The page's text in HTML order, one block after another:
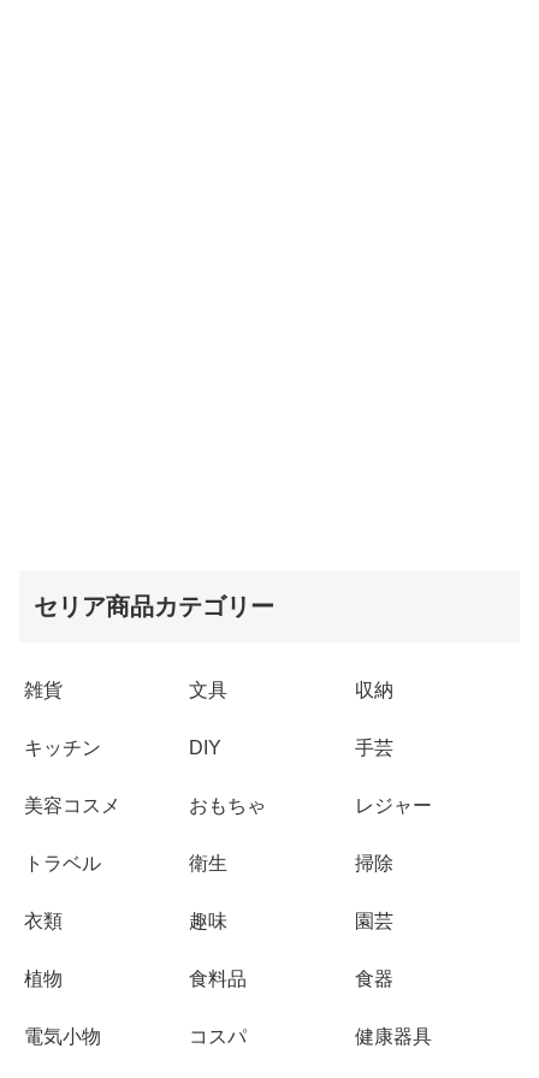
セリア商品カテゴリー
雑貨 文具 収納
キッチン DIY 手芸
美容コスメ おもちゃ レジャー
トラベル 衛生 掃除
衣類 趣味 園芸
植物 食料品 食器
電気小物 コスパ 健康器具